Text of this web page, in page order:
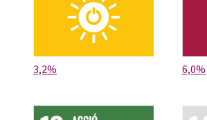
3,2% 6,0%